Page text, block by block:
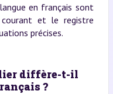
en français sont
et le registre
précises.
diffère-t-il
?